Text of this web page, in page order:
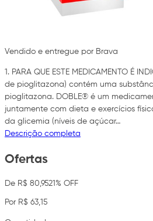
Vendido e entregue por Brava
1. PARA QUE ESTE MEDICAMENTO É
de pioglitazona) contém uma
pioglitazona. DOBLE® é um
juntamente com dieta e exercícios
da glicemia (níveis de açúcar…
Descrição completa
Ofertas
De R$ 80,9521% OFF
Por R$ 63,15